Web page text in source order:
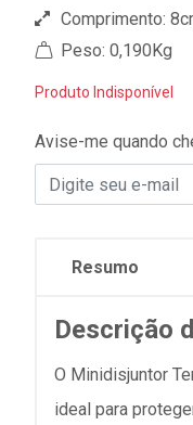
Comprimento:
Peso: 0,190Kg
Produto Indisponível
Avise-me quando
Resumo
Descrição
O Minidisjuntor
ideal para